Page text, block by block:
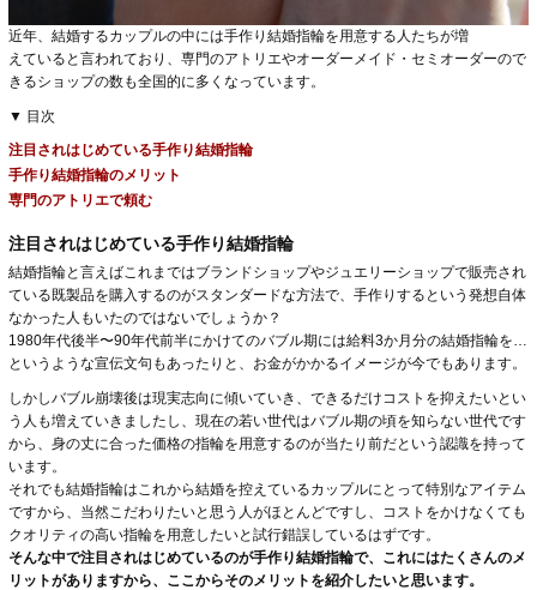
近年、結婚するカップルの中には手作り結婚指輪を用意する人たちが増
えていると言われており、専門のアトリエやオーダーメイド・セミオーダーので
きるショップの数も全国的に多くなっています。
▼ 目次
注目されはじめている手作り結婚指輪
手作り結婚指輪のメリット
専門のアトリエで頼む
注目されはじめている手作り結婚指輪
結婚指輪と言えばこれまではブランドショップやジュエリーショップで販売され
ている既製品を購入するのがスタンダードな方法で、手作りするという発想自体
なかった人もいたのではないでしょうか？
1980年代後半〜90年代前半にかけてのバブル期には給料3か月分の結婚指輪を…
というような宣伝文句もあったりと、お金がかかるイメージが今でもあります。
しかしバブル崩壊後は現実志向に傾いていき、できるだけコストを抑えたいとい
う人も増えていきましたし、現在の若い世代はバブル期の頃を知らない世代です
から、身の丈に合った価格の指輪を用意するのが当たり前だという認識を持って
います。
それでも結婚指輪はこれから結婚を控えているカップルにとって特別なアイテム
ですから、当然こだわりたいと思う人がほとんどですし、コストをかけなくても
クオリティの高い指輪を用意したいと試行錯誤しているはずです。
そんな中で注目されはじめているのが手作り結婚指輪で、これにはたくさんのメ
リットがありますから、ここからそのメリットを紹介したいと思います。